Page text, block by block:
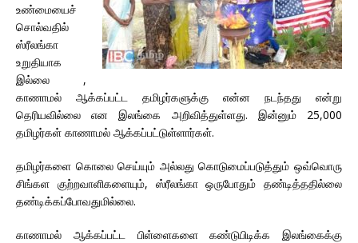
உண்மையைச்
சொல்வதில்
ஸ்ரீலங்கா
உறுதியாக
இல்லை ,
காணாமல் ஆக்கப்பட்ட தமிழர்களுக்கு என்ன நடந்தது என்று
தெரியவில்லை என இலங்கை அறிவித்துள்ளது. இன்னும் 25,000
தமிழர்கள் காணாமல் ஆக்கப்பட்டுள்ளார்கள்.
தமிழர்களை கொலை செய்யும் அல்லது கொடுமைப்படுத்தும் ஒவ்வொரு
சிங்கள குற்றவாளிகளையும், ஸ்ரீலங்கா ஒருபோதும் தண்டித்ததில்லை
தண்டிக்கப்போவதுமில்லை.
காணாமல் ஆக்கப்பட்ட பிள்ளைகளை கண்டுபிடிக்க இலங்கைக்கு